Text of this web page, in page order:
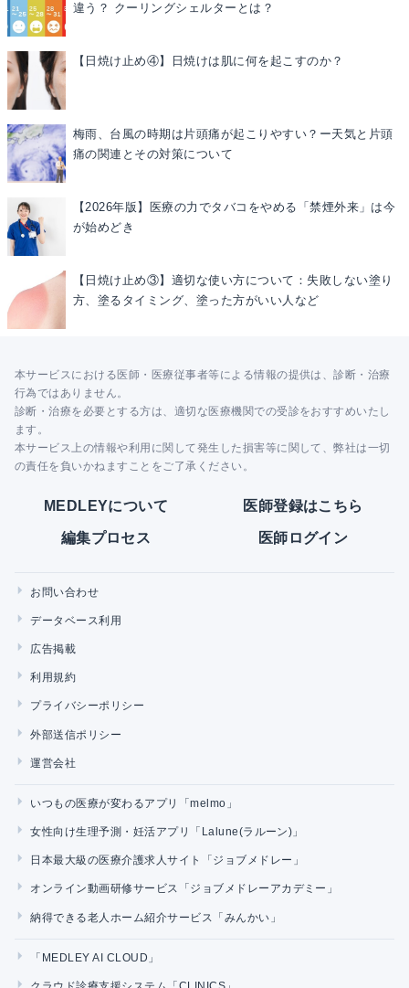
違う？ クーリングシェルターとは？
【日焼け止め④】日焼けは肌に何を起こすのか？
梅雨、台風の時期は片頭痛が起こりやすい？ー天気と片頭
痛の関連とその対策について
【2026年版】医療の力でタバコをやめる「禁煙外来」は今
が始めどき
【日焼け止め③】適切な使い方について：失敗しない塗り
方、塗るタイミング、塗った方がいい人など
本サービスにおける医師・医療従事者等による情報の提供は、診断・治療
行為ではありません。
診断・治療を必要とする方は、適切な医療機関での受診をおすすめいたし
ます。
本サービス上の情報や利用に関して発生した損害等に関して、弊社は一切
の責任を負いかねますことをご了承ください。
MEDLEYについて 医師登録はこちら
編集プロセス 医師ログイン
お問い合わせ
データベース利用
広告掲載
利用規約
プライバシーポリシー
外部送信ポリシー
運営会社
いつもの医療が変わるアプリ「melmo」
女性向け生理予測・妊活アプリ「Lalune(ラルーン)」
日本最大級の医療介護求人サイト「ジョブメドレー」
オンライン動画研修サービス「ジョブメドレーアカデミー」
納得できる老人ホーム紹介サービス「みんかい」
「MEDLEY AI CLOUD」